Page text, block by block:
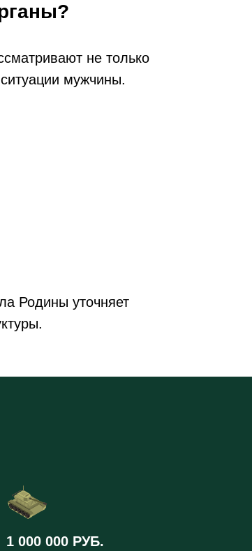
не только
мужчины.
Родины уточняет
1 000 000 РУБ.